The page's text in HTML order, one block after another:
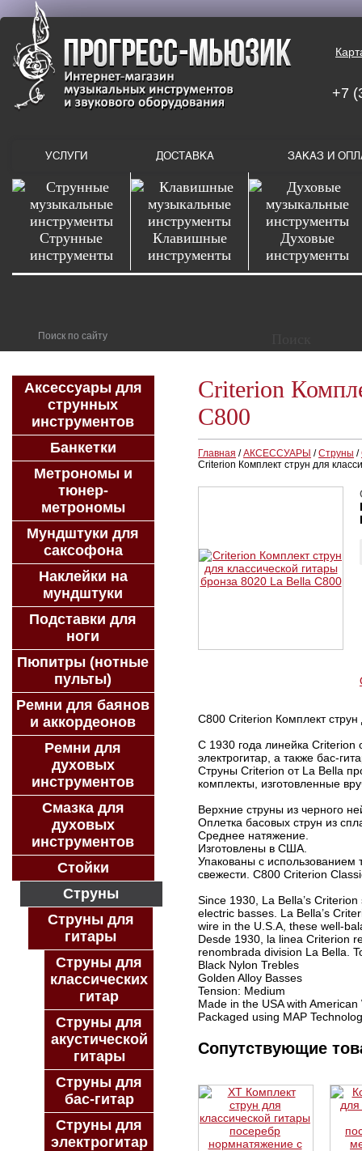
+7
УСЛУГИ ДОСТАВКА ЗАКАЗ И
Струнные
инструменты
Клавишные
инструменты
Духовые
инструменты
Criterion
C800
Главная /АКСЕССУАРЫ /Струны /
Criterion Комплект струн для
C800 Criterion Комплект
С 1930 года линейка Criterion
электрогитар, а также бас-
Струны Criterion от La Bella
комплекты, изготовленные
Верхние струны из черного
Оплетка басовых струн из
Среднее натяжение.
Изготовлены в США.
Упакованы с
свежести. C800 Criterion
Since 1930, La Bella’s
electric basses. La Bella’s
wire in the U.S.A, these well-
Desde 1930, la linea Criterion
renombrada division La Bella.
Black Nylon Trebles
Golden Alloy Basses
Tension: Medium
Made in the USA with American
Packaged using MAP
Сопутствующие
Аксессуары для
струнных
инструментов
Банкетки
Метрономы и
тюнер-
метрономы
Мундштуки для
саксофона
Наклейки на
мундштуки
Подставки для
ноги
Пюпитры (нотные
пульты)
Ремни для баянов
и аккордеонов
Ремни для
духовых
инструментов
Смазка для
духовых
инструментов
Стойки
Струны
Струны для
гитары
Струны для
классических
гитар
Струны для
акустической
гитары
Струны для
бас-гитар
Струны для
электрогитар